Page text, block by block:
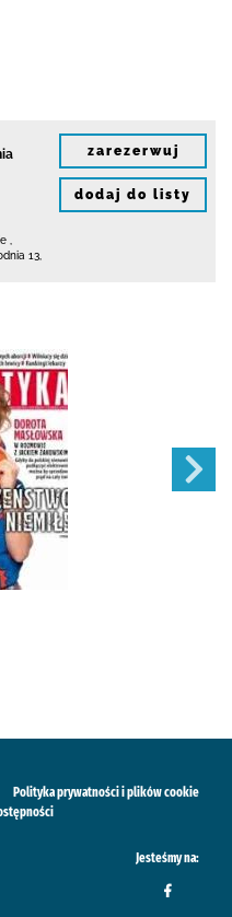
13
zarezerwuj
dodaj do listy
Polityka prywatności i plików cookie
Jesteśmy na: